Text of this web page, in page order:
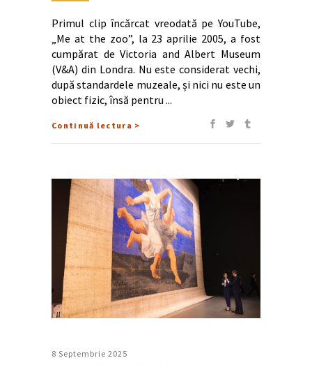
Primul clip încărcat vreodată pe YouTube,
„Me at the zoo”, la 23 aprilie 2005, a fost
cumpărat de Victoria and Albert Museum
(V&A) din Londra. Nu este considerat vechi,
după standardele muzeale, și nici nu este un
obiect fizic, însă pentru
Continuă lectura >
8 Septembrie 2025